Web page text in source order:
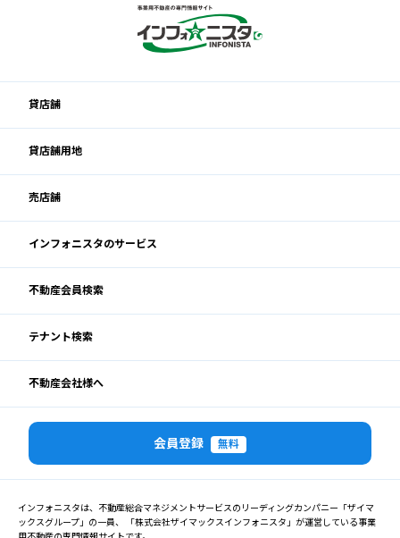
貸店舗
貸店舗用地
売店舗
インフォニスタのサービス
不動産会員検索
テナント検索
不動産会社様へ
会員登録 無料
インフォニスタは、不動産総合マネジメントサービスのリーディングカンパニー「ザイマ
ックスグループ」の一員、 「株式会社ザイマックスインフォニスタ」が運営している事業